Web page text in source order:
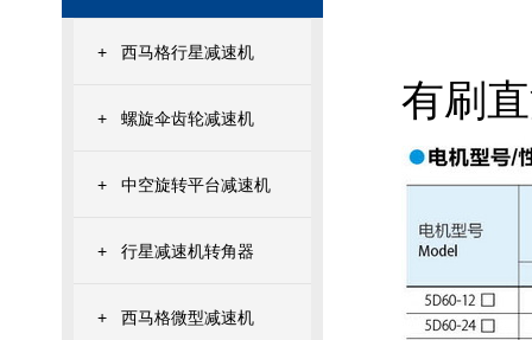
+ 西马格行星减速机
+ 螺旋伞齿轮减速机
+ 中空旋转平台减速机
+ 行星减速机转角器
+ 西马格微型减速机
有刷